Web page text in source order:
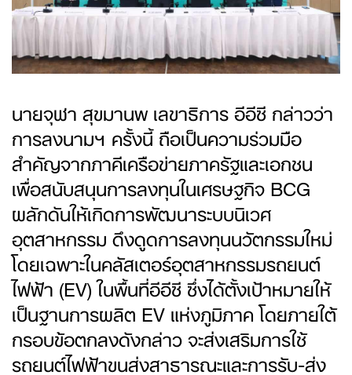
นายจุฬา สุขมานพ เลขาธิการ อีอีซี กล่าวว่า
การลงนามฯ ครั้งนี้ ถือเป็นความร่วมมือ
สำคัญจากภาคีเครือข่ายภาครัฐและเอกชน
เพื่อสนับสนุนการลงทุนในเศรษฐกิจ BCG
ผลักดันให้เกิดการพัฒนาระบบนิเวศ
อุตสาหกรรม ดึงดูดการลงทุนนวัตกรรมใหม่
โดยเฉพาะในคลัสเตอร์อุตสาหกรรมรถยนต์
ไฟฟ้า (EV) ในพื้นที่อีอีซี ซึ่งได้ตั้งเป้าหมายให้
เป็นฐานการผลิต EV แห่งภูมิภาค โดยภายใต้
กรอบข้อตกลงดังกล่าว จะส่งเสริมการใช้
รถยนต์ไฟฟ้าขนส่งสาธารณะและการรับ-ส่ง